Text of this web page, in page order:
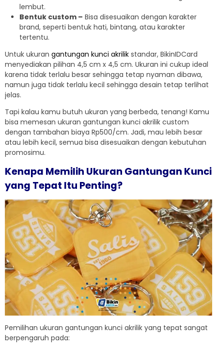
lembut.
Bentuk custom – Bisa disesuaikan dengan karakter
brand, seperti bentuk hati, bintang, atau karakter
tertentu.
Untuk ukuran gantungan kunci akrilik standar, BikinIDCard
menyediakan pilihan 4,5 cm x 4,5 cm. Ukuran ini cukup ideal
karena tidak terlalu besar sehingga tetap nyaman dibawa,
namun juga tidak terlalu kecil sehingga desain tetap terlihat
jelas.
Tapi kalau kamu butuh ukuran yang berbeda, tenang! Kamu
bisa memesan ukuran gantungan kunci akrilik custom
dengan tambahan biaya Rp500/cm. Jadi, mau lebih besar
atau lebih kecil, semua bisa disesuaikan dengan kebutuhan
promosimu.
Kenapa Memilih Ukuran Gantungan Kunci
yang Tepat Itu Penting?
Pemilihan ukuran gantungan kunci akrilik yang tepat sangat
berpengaruh pada: